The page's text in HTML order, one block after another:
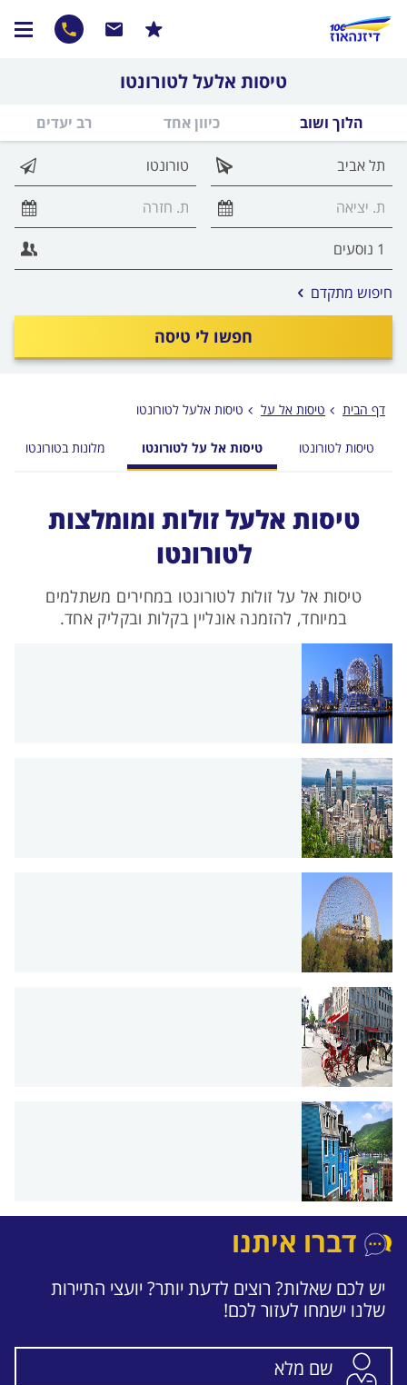
טיסות אלעל לטורונטו
הלוך ושוב כיוון אחד רב יעדים
חפשו לי טיסה
חיפוש מתקדם אפשרויות
החיפוש
לפני
דף הבית טיסות אל על טיסות אלעל לטורונטו
טיסות לטורונטו טיסות אל על לטורונטו מלונות בטורונטו
טיסות אלעל זולות ומומלצות
לטורונטו
טיסות אל על זולות לטורונטו במחירים משתלמים
במיוחד, להזמנה אונליין בקלות ובקליק אחד.
דברו איתנו
יש לכם שאלות? רוצים לדעת יותר? יועצי התיירות
שלנו ישמחו לעזור לכם!